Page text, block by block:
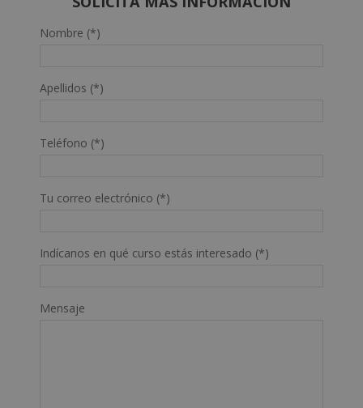
Nombre (*)
Apellidos (*)
Teléfono (*)
Tu correo electrónico (*)
Indícanos en qué curso estás interesado (*)
Mensaje